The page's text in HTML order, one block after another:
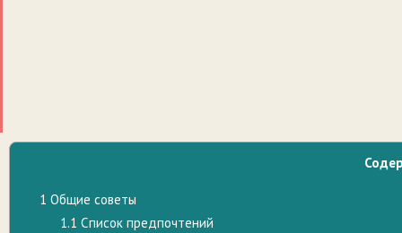
1 Общие советы
1.1 Список предпочтений